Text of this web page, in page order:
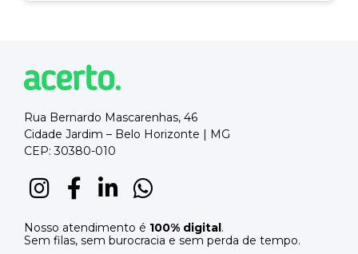
Rua Bernardo Mascarenhas, 46
Cidade Jardim – Belo Horizonte | MG
CEP: 30380-010
Nosso atendimento é 100% digital.
Sem filas, sem burocracia e sem perda de tempo.